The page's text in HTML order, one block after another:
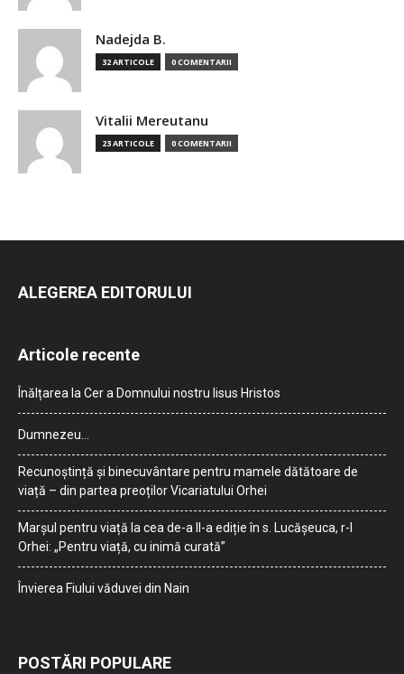
Nadejda B.
32 ARTICOLE 0 COMENTARII
Vitalii Mereutanu
23 ARTICOLE 0 COMENTARII
ALEGEREA EDITORULUI
Articole recente
Înălțarea la Cer a Domnului nostru Iisus Hristos
Dumnezeu…
Recunoștință și binecuvântare pentru mamele dătătoare de
viață – din partea preoților Vicariatului Orhei
Marșul pentru viață la cea de-a II-a ediție în s. Lucășeuca, r-l
Orhei: „Pentru viață, cu inimă curată”
Învierea Fiului văduvei din Nain
POSTĂRI POPULARE